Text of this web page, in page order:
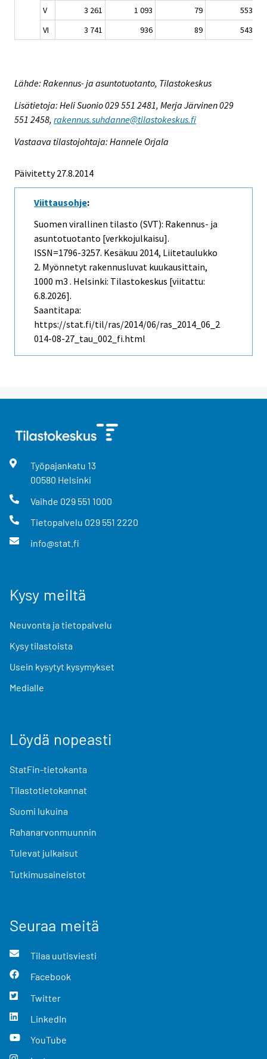
V
3 261 1 093 79
553
VI
3 741 936 89 543
Lähde: Rakennus- ja asuntotuotanto, Tilastokeskus
Lisätietoja: Heli Suonio 029 551 2481, Merja Järvinen 029
551 2458, rakennus.suhdanne@tilastokeskus.fi
Vastaava tilastojohtaja: Hannele Orjala
Päivitetty 27.8.2014
Viittausohje:
Suomen virallinen tilasto (SVT): Rakennus- ja
asuntotuotanto [verkkojulkaisu].
ISSN=1796-3257. Kesäkuu 2014, Liitetaulukko
2. Myönnetyt rakennusluvat kuukausittain,
1000 m3 . Helsinki: Tilastokeskus [viitattu:
6.8.2026].
Saantitapa:
https://stat.fi/til/ras/2014/06/ras_2014_06_2
014-08-27_tau_002_fi.html
Työpajankatu 13
00580 Helsinki
Vaihde 029 551 1000
Tietopalvelu 029 551 2220
info@stat.fi
Kysy meiltä
Neuvonta ja tietopalvelu
Kysy tilastoista
Usein kysytyt kysymykset
Medialle
Löydä nopeasti
StatFin-tietokanta
Tilastotietokannat
Suomi lukuina
Rahanarvonmuunnin
Tulevat julkaisut
Tutkimusaineistot
Seuraa meitä
Tilaa uutisviesti
Facebook
Twitter
LinkedIn
YouTube